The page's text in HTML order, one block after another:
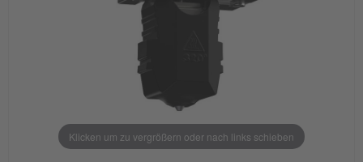
Klicken um zu vergrößern oder nach links schieben